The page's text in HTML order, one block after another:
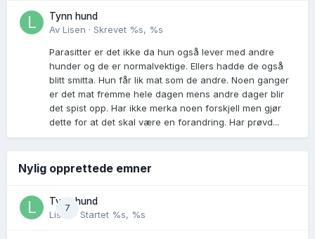
Tynn hund
Av Lisen · Skrevet %s, %s
Parasitter er det ikke da hun også lever med andre
hunder og de er normalvektige. Ellers hadde de også
blitt smitta. Hun får lik mat som de andre. Noen ganger
er det mat fremme hele dagen mens andre dager blir
det spist opp. Har ikke merka noen forskjell men gjør
dette for at det skal være en forandring. Har prøvd...
Nylig opprettede emner
7
Tynn hund
Lisen
· Startet %s, %s